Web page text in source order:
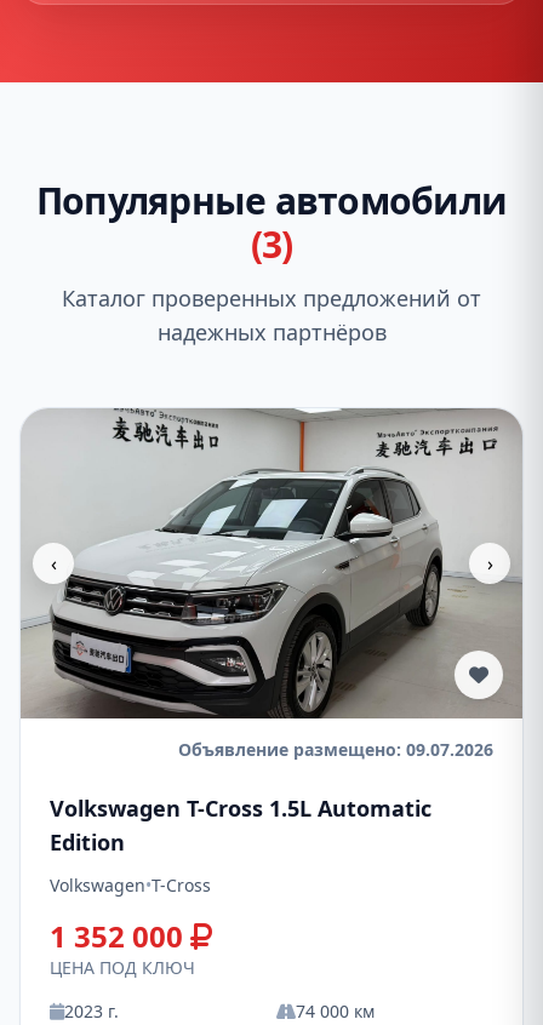
Популярные автомобили
(3)
Каталог проверенных предложений от
надежных партнёров
‹ ›
Объявление размещено: 09.07.2026
Volkswagen T-Cross 1.5L Automatic
Edition
Volkswagen•T-Cross
1 352 000
ЦЕНА ПОД КЛЮЧ
2023 г.
74 000 км